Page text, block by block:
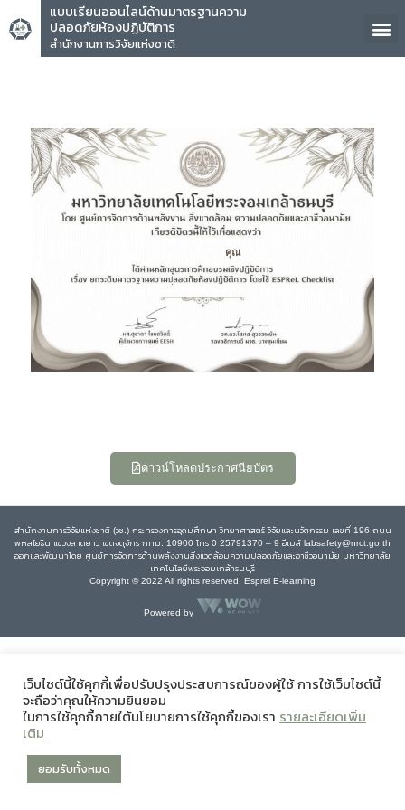
แบบเรียนออนไลน์ด้านมาตรฐานความ
ปลอดภัยห้องปฏิบัติการ
สำนักงานการวิจัยแห่งชาติ
คุณ
ดาวน์โหลดประกาศนียบัตร
สำนักงานการวิจัยแห่งชาติ (วช.) กระทรวงการอุดมศึกษา วิทยาศาสตร์ วิจัยและนวัตกรรม เลขที่ 196 ถนน
พหลโยธิน แขวงลาดยาว เขตจตุจักร กทม. 10900 โทร 0 25791370 – 9 อีเมล์ labsafety@nrct.go.th
ออกและพัฒนาโดย ศูนย์การจัดการด้านพลังงานสิ่งแวดล้อมความปลอดภัยและอาชีวอนามัย มหาวิทยาลัย
เทคโนโลยีพระจอมเกล้าธนบุรี
Copyright © 2022 All rights reserved, Esprel E-learning
Powered by
เว็บไซต์นี้ใช้คุกกี้เพื่อปรับปรุงประสบการณ์ของผู้ใช้ การใช้เว็บไซต์นี้
จะถือว่าคุณให้ความยินยอม
ในการใช้คุกกี้ภายใต้นโยบายการใช้คุกกี้ของเรา รายละเอียดเพิ่ม
เติม
ยอมรับทั้งหมด